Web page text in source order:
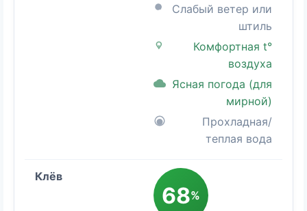
Слабый ветер или
штиль
Комфортная t°
воздуха
Ясная погода (для
мирной)
Прохладная/
теплая вода
68%